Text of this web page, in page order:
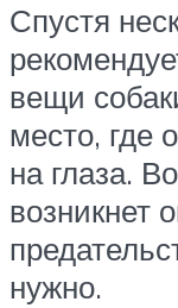
Спустя
вещи
место, где
на глаза.
возникнет
нужно.